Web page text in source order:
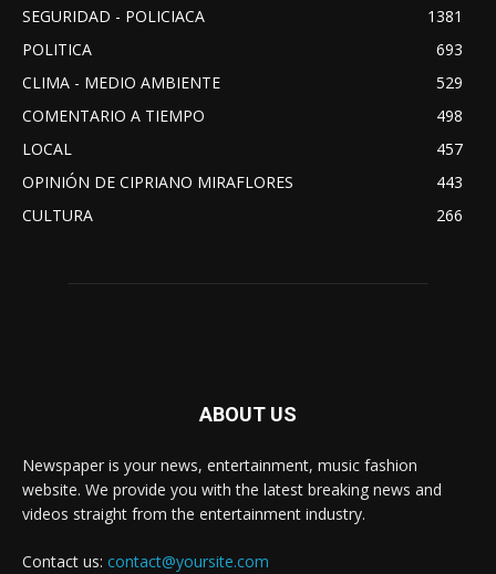
SEGURIDAD - POLICIACA
1381
POLITICA
693
CLIMA - MEDIO AMBIENTE
529
COMENTARIO A TIEMPO
498
LOCAL
457
OPINIÓN DE CIPRIANO MIRAFLORES
443
CULTURA
266
ABOUT US
Newspaper is your news, entertainment, music fashion
website. We provide you with the latest breaking news and
videos straight from the entertainment industry.
Contact us: contact@yoursite.com